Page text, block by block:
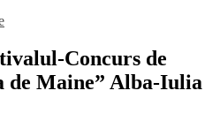
Concurs de
de Maine” Alba-Iulia